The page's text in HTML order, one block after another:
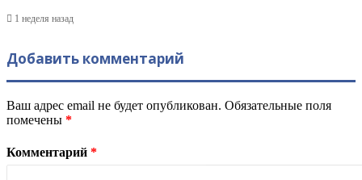
1 неделя назад
Добавить комментарий
Ваш адрес email не будет опубликован. Обязательные поля
помечены *
Комментарий *